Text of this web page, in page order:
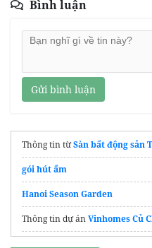
Bình luận
Gửi bình luận
Thông tin từSàn bất động sản
gói hút ẩm
Hanoi Season Garden
Thông tin dự ánVinhomes Củ